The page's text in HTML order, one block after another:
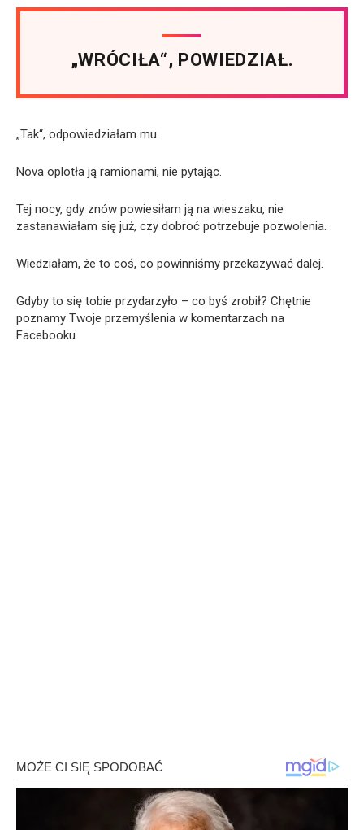
„WRÓCIŁA“, POWIEDZIAŁ.
„Tak“, odpowiedziałam mu.
Nova oplotła ją ramionami, nie pytając.
Tej nocy, gdy znów powiesiłam ją na wieszaku, nie
zastanawiałam się już, czy dobroć potrzebuje pozwolenia.
Wiedziałam, że to coś, co powinniśmy przekazywać dalej.
Gdyby to się tobie przydarzyło – co byś zrobił? Chętnie
poznamy Twoje przemyślenia w komentarzach na
Facebooku.